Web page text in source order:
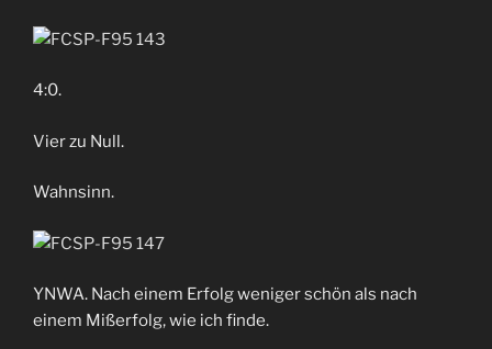
4:0.
Vier zu Null.
Wahnsinn.
YNWA. Nach einem Erfolg weniger schön als nach
einem Mißerfolg, wie ich finde.